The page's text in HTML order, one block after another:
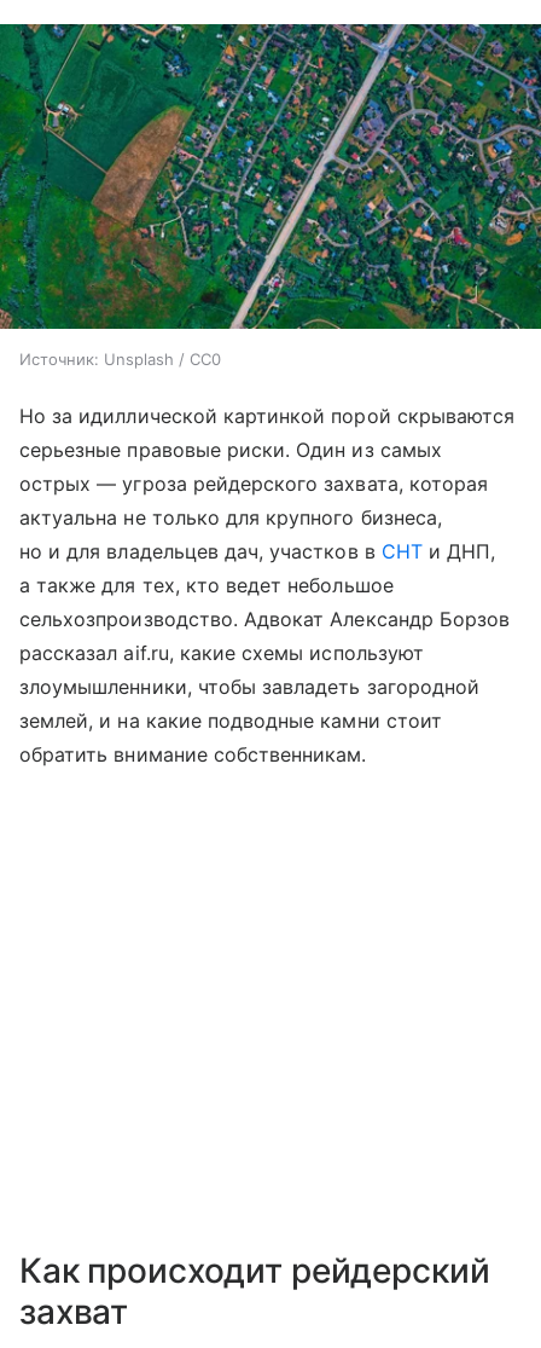
Источник: Unsplash / CC0
Но за идиллической картинкой порой скрываются
серьезные правовые риски. Один из самых
острых — угроза рейдерского захвата, которая
актуальна не только для крупного бизнеса,
но и для владельцев дач, участков в СНТи ДНП,
а также для тех, кто ведет небольшое
сельхозпроизводство. Адвокат Александр Борзов
рассказал aif.ru, какие схемы используют
злоумышленники, чтобы завладеть загородной
землей, и на какие подводные камни стоит
обратить внимание собственникам.
Как происходит рейдерский
захват